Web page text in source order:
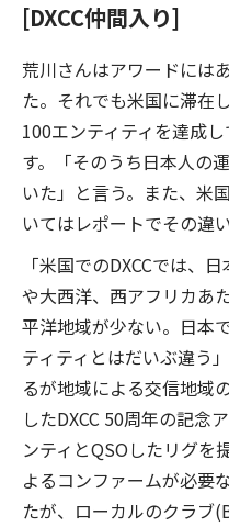
[DXCC仲間入り]
荒川さんはアワードには
た。それでも米国に滞在
100エンティティを達成
す。「そのうち日本人の
いた」と言う。また、米
いてはレポートでその違
「米国でのDXCCでは、
や大西洋、西アフリカあ
平洋地域が少ない。日本
ティティとはだいぶ違う
るが地域による交信地域
したDXCC 50周年の記念
ンティとQSOしたリグを
よるコンファームが必要
たが、ローカルのクラブ